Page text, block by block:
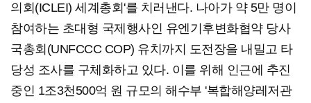
의회(ICLEI) 세계총회'를 치러낸다. 나아가 약 5만 명이
참여하는 초대형 국제행사인 유엔기후변화협약 당사
국총회(UNFCCC COP) 유치까지 도전장을 내밀고 타
당성 조사를 구체화하고 있다. 이를 위해 인근에 추진
중인 1조3천500억 원 규모의 해수부 '복합해양레저관